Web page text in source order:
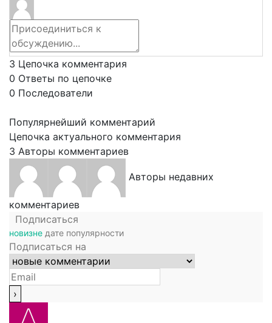
3 Цепочка комментария
0 Ответы по цепочке
0 Последователи
Популярнейший комментарий
Цепочка актуального комментария
3 Авторы комментариев
Авторы недавних
комментариев
Подписаться
новизне дате популярности
Подписаться на